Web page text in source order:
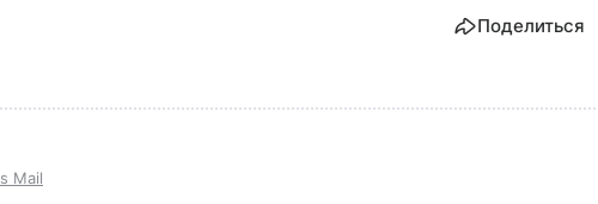
Поделиться
Mail